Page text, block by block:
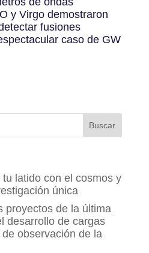
y Virgo demostraron
fusiones
caso de GW
latido con el cosmos y
única
proyectos de la última
desarrollo de cargas
observación de la